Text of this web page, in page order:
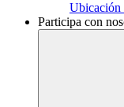
Ubicación
Participa con